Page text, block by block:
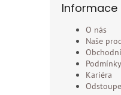
Informace
O nás
Naše
Kariéra